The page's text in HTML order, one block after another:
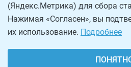
(Яндекс.Метрика) для сбора
Нажимая «Согласен», вы
их использование. Подробнее